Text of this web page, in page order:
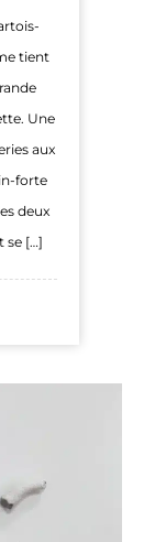
tient
Une
aux
forte
deux
se […]